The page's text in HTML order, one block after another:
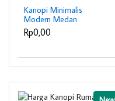
Kanopi Minimalis
Modern Medan
082272686688 –
Desain Elegan &
Rp0,00